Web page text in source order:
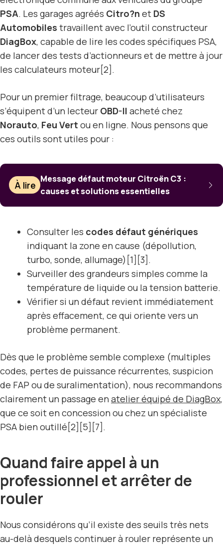
PSA. Les garages agréés Citro?n et DS
Automobiles travaillent avec l’outil constructeur
DiagBox, capable de lire les codes spécifiques PSA,
de lancer des tests d’actionneurs et de mettre à jour
les calculateurs moteur[2].
Pour un premier filtrage, beaucoup d’utilisateurs
s’équipent d’un lecteur OBD-II acheté chez
Norauto, Feu Vert ou en ligne. Nous pensons que
ces outils sont utiles pour :
À lire
Message défaut moteur Citroën C3 :
causes et solutions essentielles
Consulter les codes défaut génériques
indiquant la zone en cause (dépollution,
turbo, sonde, allumage)[1][3].
Surveiller des grandeurs simples comme la
température de liquide ou la tension batterie.
Vérifier si un défaut revient immédiatement
après effacement, ce qui oriente vers un
problème permanent.
Dès que le problème semble complexe (multiples
codes, pertes de puissance récurrentes, suspicion
de FAP ou de suralimentation), nous recommandons
clairement un passage en atelier équipé de DiagBox,
que ce soit en concession ou chez un spécialiste
PSA bien outillé[2][5][7].
Quand faire appel à un
professionnel et arrêter de
rouler
Nous considérons qu’il existe des seuils très nets
au-delà desquels continuer à rouler représente un